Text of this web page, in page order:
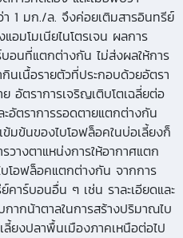
า 1 มก./ล. จึงค่อยเติมสารอินทรีย์
มโมเนียไนโตรเจน ผลการ
อนที่แตกต่างกัน ไม่ส่งผลให้การ
นเนื้อรายตัวที่ประกอบด้วยอัตรา
อัตราการเจริญเติบโตเฉลี่ยต่อ
ะอัตราการรอดตายแตกต่างกัน
มข้นของไบโอฟล็อคในบ่อเลี้ยงก็
างตาแหน่งการให้อากาศแตก
โอฟล็อคแตกต่างกัน จากการ
คาร์บอนอื่น ๆ เช่น ราละเอียดและ
กากน้าตาลในการสร้างปริมาณไบ
ยงปลาพื้นเมืองภาคเหนือต่อไป